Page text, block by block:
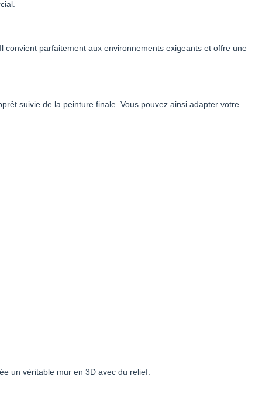
convient parfaitement aux environnements exigeants et offre une
suivie de la peinture finale. Vous pouvez ainsi adapter votre
un véritable mur en 3D avec du relief.